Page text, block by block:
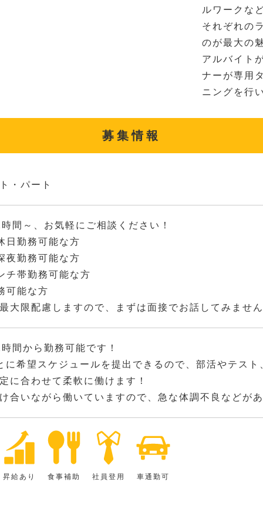
ルワークな
それぞれの
のが最大の
アルバイト
ナーが専用
ニングを行
募集情報
・パート
間～、お気軽にご相談ください！
日勤務可能な方
夜勤務可能な方
チ帯勤務可能な方
可能な方
大限配慮しますので、まずは面接でお話してみませ
間から勤務可能です！
に希望スケジュールを提出できるので、部活やテス
に合わせて柔軟に働けます！
合いながら働いていますので、急な体調不良などが
昇給あり 食事補助 社員登用 車通勤可